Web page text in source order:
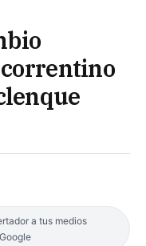
a tus medios